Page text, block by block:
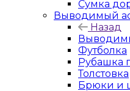
Сумка
Выводимый
Назад
Футболка
Рубашка
Толстовка
Брюки и